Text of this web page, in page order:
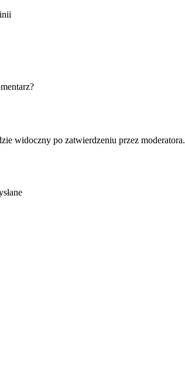
widoczny po zatwierdzeniu przez moderatora.